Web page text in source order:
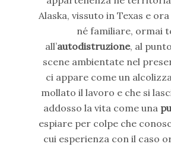
Alaska, vissuto in Texas e
né familiare, ormai
all’autodistruzione, al
scene ambientate nel
ci appare come un
mollato il lavoro e che si
addosso la vita come una
espiare per colpe che
cui esperienza con il caso